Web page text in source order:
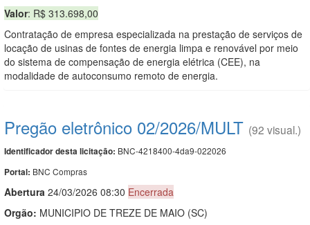
Valor: R$ 313.698,00
Contratação de empresa especializada na prestação de serviços de
locação de usinas de fontes de energia limpa e renovável por meio
do sistema de compensação de energia elétrica (CEE), na
modalidade de autoconsumo remoto de energia.
Pregão eletrônico 02/2026/MULT (92 visual.)
Identificador desta licitação: BNC-4218400-4da9-022026
Portal: BNC Compras
Abertura 24/03/2026 08:30 Encerrada
Orgão: MUNICIPIO DE TREZE DE MAIO (SC)